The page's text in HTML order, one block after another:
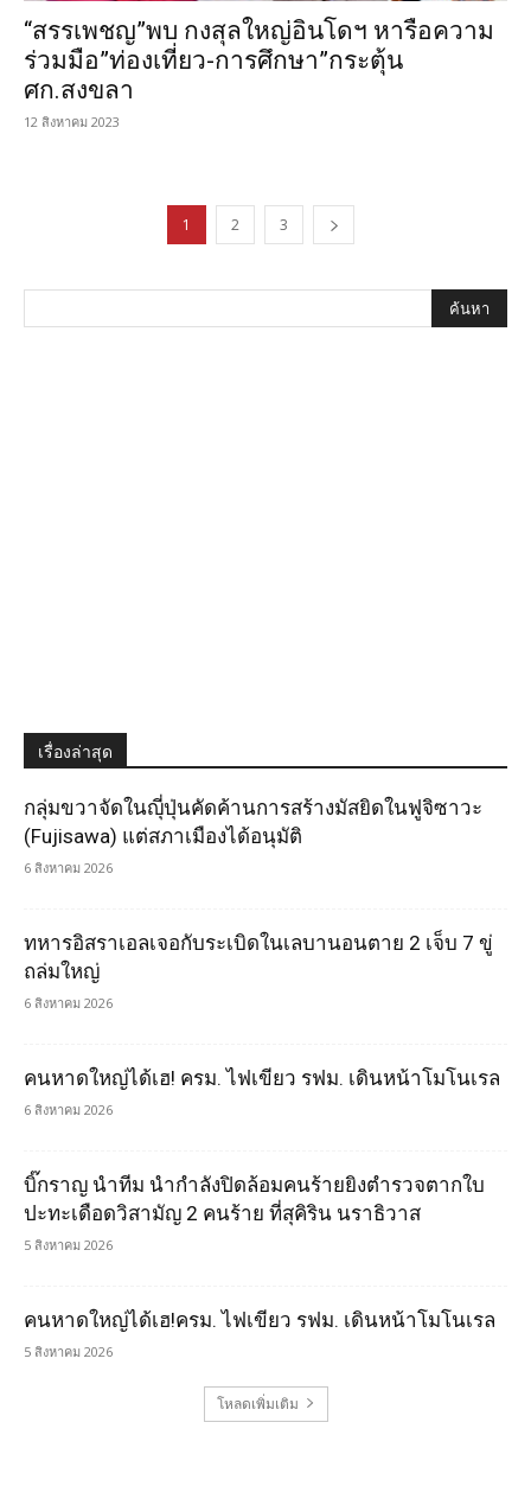
“สรรเพชญ”พบ กงสุลใหญ่อินโดฯ หารือความ
ร่วมมือ”ท่องเที่ยว-การศึกษา”กระตุ้น
ศก.สงขลา
12 สิงหาคม 2023
1 2 3
เรื่องล่าสุด
กลุ่มขวาจัดในญุี่ปุ่นคัดค้านการสร้างมัสยิดในฟูจิซาวะ
(Fujisawa) แต่สภาเมืองได้อนุมัติ
6 สิงหาคม 2026
ทหารอิสราเอลเจอกับระเบิดในเลบานอนตาย 2 เจ็บ 7 ขู่
ถล่มใหญ่
6 สิงหาคม 2026
คนหาดใหญ่ได้เฮ! ครม. ไฟเขียว รฟม. เดินหน้าโมโนเรล
6 สิงหาคม 2026
บิ๊กราญ นำทีม นำกำลังปิดล้อมคนร้ายยิงตำรวจตากใบ
ปะทะเดือดวิสามัญ 2 คนร้าย ที่สุคิริน นราธิวาส
5 สิงหาคม 2026
คนหาดใหญ่ได้เฮ!ครม. ไฟเขียว รฟม. เดินหน้าโมโนเรล
5 สิงหาคม 2026
โหลดเพิ่มเติม